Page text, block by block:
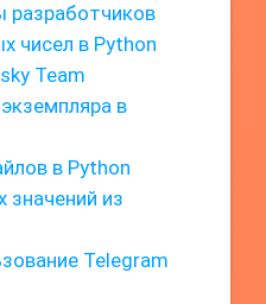
разработчиков
чисел в Python
Team
в
в Python
значений из
Telegram